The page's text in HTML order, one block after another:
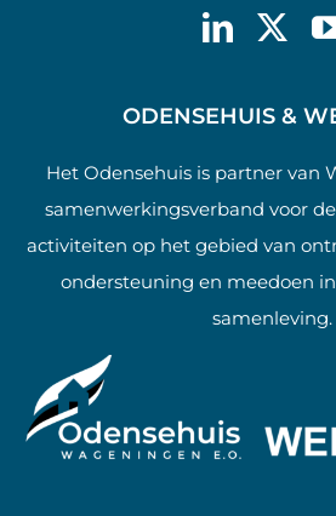
ODENSEHUIS &
Het Odensehuis is partner van
samenwerkingsverband voor
activiteiten op het gebied van
ondersteuning en meedoen
samenleving.